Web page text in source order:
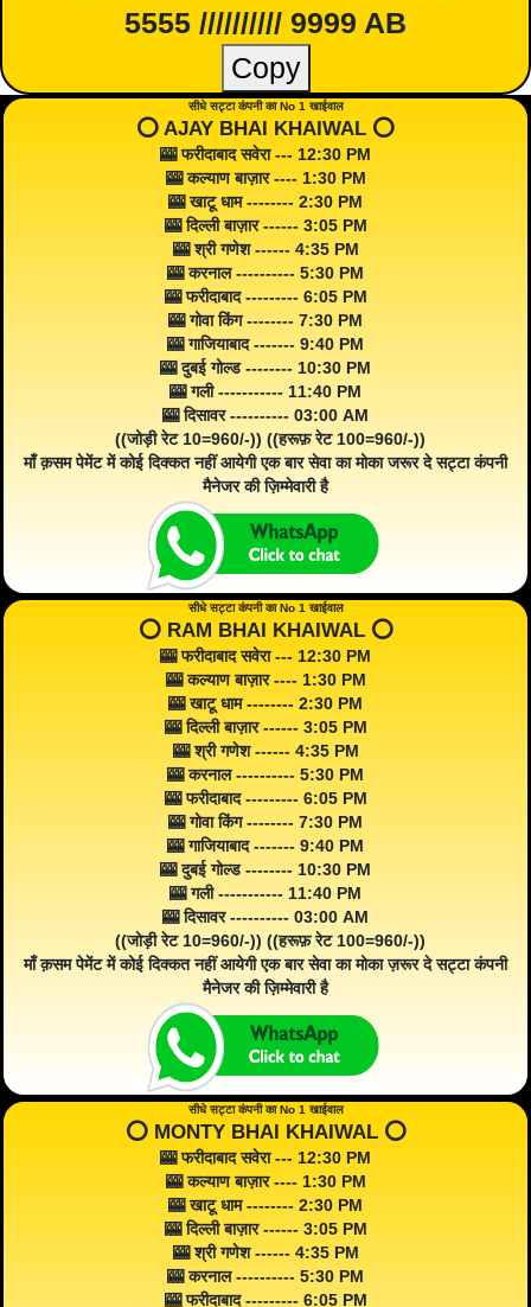
5555 ////////// 9999 AB
Copy
सीधे सट्टा कंपनी का No 1 खाईवाल
⭕️ AJAY BHAI KHAIWAL ⭕️
🎰 फरीदाबाद सवेरा --- 12:30 PM
🎰 कल्याण बाज़ार ---- 1:30 PM
🎰 खाटू धाम -------- 2:30 PM
🎰 दिल्ली बाज़ार ------ 3:05 PM
🎰 श्री गणेश ------ 4:35 PM
🎰 करनाल ---------- 5:30 PM
🎰 फरीदाबाद --------- 6:05 PM
🎰 गोवा किंग -------- 7:30 PM
🎰 गाजियाबाद ------- 9:40 PM
🎰 दुबई गोल्ड -------- 10:30 PM
🎰 गली ----------- 11:40 PM
🎰 दिसावर ---------- 03:00 AM
((जोड़ी रेट 10=960/-)) ((हरूफ़ रेट 100=960/-))
माँ क़सम पेमेंट में कोई दिक्कत नहीं आयेगी एक बार सेवा का मोका जरूर दे सट्टा कंपनी
मैनेजर की ज़िम्मेवारी है
सीधे सट्टा कंपनी का No 1 खाईवाल
⭕️ RAM BHAI KHAIWAL ⭕️
🎰 फरीदाबाद सवेरा --- 12:30 PM
🎰 कल्याण बाज़ार ---- 1:30 PM
🎰 खाटू धाम -------- 2:30 PM
🎰 दिल्ली बाज़ार ------ 3:05 PM
🎰 श्री गणेश ------ 4:35 PM
🎰 करनाल ---------- 5:30 PM
🎰 फरीदाबाद --------- 6:05 PM
🎰 गोवा किंग -------- 7:30 PM
🎰 गाजियाबाद ------- 9:40 PM
🎰 दुबई गोल्ड -------- 10:30 PM
🎰 गली ----------- 11:40 PM
🎰 दिसावर ---------- 03:00 AM
((जोड़ी रेट 10=960/-)) ((हरूफ़ रेट 100=960/-))
माँ क़सम पेमेंट में कोई दिक्कत नहीं आयेगी एक बार सेवा का मोका ज़रूर दे सट्टा कंपनी
मैनेजर की ज़िम्मेवारी है
सीधे सट्टा कंपनी का No 1 खाईवाल
⭕️ MONTY BHAI KHAIWAL ⭕️
🎰 फरीदाबाद सवेरा --- 12:30 PM
🎰 कल्याण बाज़ार ---- 1:30 PM
🎰 खाटू धाम -------- 2:30 PM
🎰 दिल्ली बाज़ार ------ 3:05 PM
🎰 श्री गणेश ------ 4:35 PM
🎰 करनाल ---------- 5:30 PM
🎰 फरीदाबाद --------- 6:05 PM